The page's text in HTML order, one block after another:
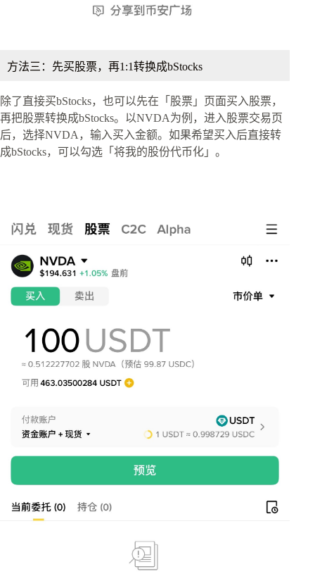
方法三：先买股票，再1:1转换成bStocks
除了直接买bStocks，也可以先在「股票」页面买入股票，
再把股票转换成bStocks。以NVDA为例，进入股票交易页
后，选择NVDA，输入买入金额。如果希望买入后直接转
成bStocks，可以勾选「将我的股份代币化」。